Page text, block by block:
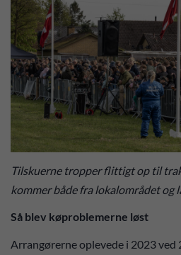
Tilskuerne tropper flittigt op til
kommer både fra lokalområdet og
Så blev køproblemerne løst
Arrangørerne oplevede i 2023